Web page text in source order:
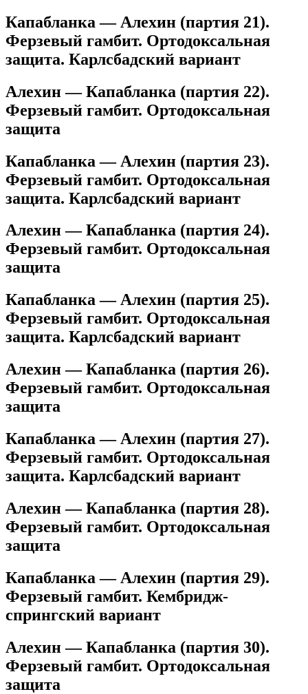
Капабланка — Алехин (партия 21).
Ферзевый гамбит. Ортодоксальная
защита. Карлсбадский вариант
Алехин — Капабланка (партия 22).
Ферзевый гамбит. Ортодоксальная
защита
Капабланка — Алехин (партия 23).
Ферзевый гамбит. Ортодоксальная
защита. Карлсбадский вариант
Алехин — Капабланка (партия 24).
Ферзевый гамбит. Ортодоксальная
защита
Капабланка — Алехин (партия 25).
Ферзевый гамбит. Ортодоксальная
защита. Карлсбадский вариант
Алехин — Капабланка (партия 26).
Ферзевый гамбит. Ортодоксальная
защита
Капабланка — Алехин (партия 27).
Ферзевый гамбит. Ортодоксальная
защита. Карлсбадский вариант
Алехин — Капабланка (партия 28).
Ферзевый гамбит. Ортодоксальная
защита
Капабланка — Алехин (партия 29).
Ферзевый гамбит. Кембридж-
спрингский вариант
Алехин — Капабланка (партия 30).
Ферзевый гамбит. Ортодоксальная
защита